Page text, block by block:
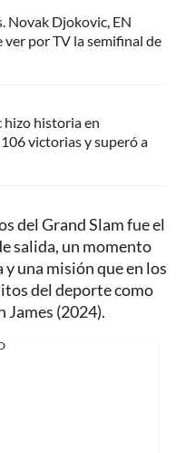
Novak Djokovic, EN
por TV la semifinal de
historia en
victorias y superó a
del Grand Slam fue el
salida, un momento
una misión que en los
del deporte como
James (2024).